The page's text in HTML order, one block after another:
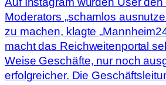
Moderators „schamlos
zu machen, klagte
macht das Reichweitenportal
Weise Geschäfte, nur noch
erfolgreicher. Die